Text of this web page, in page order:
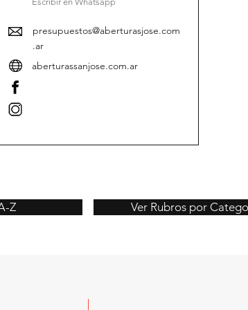
presupuestos@aberturasjose.com
.ar
aberturassanjose.com.ar
Z Ver Rubros por